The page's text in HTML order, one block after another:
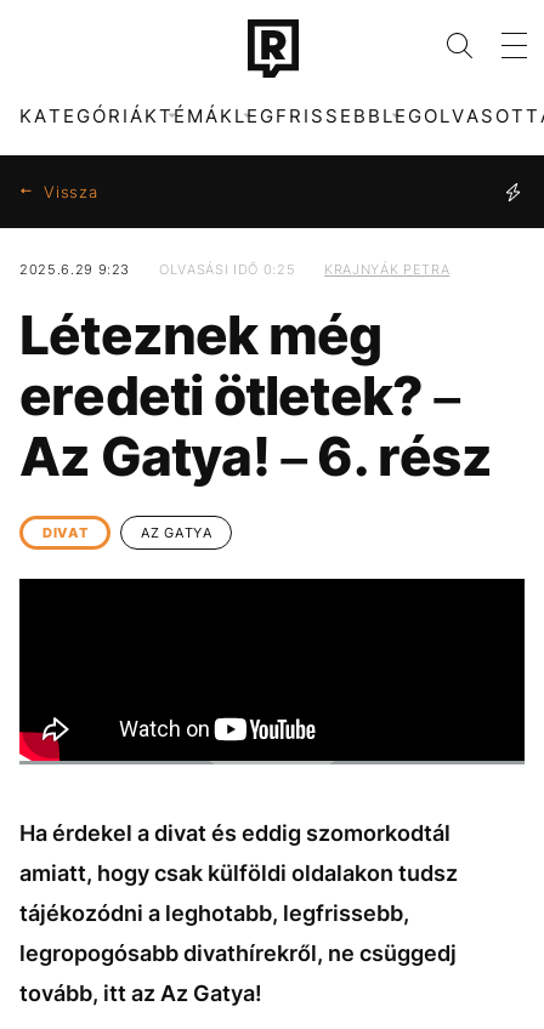
KATEGÓRIÁKTÉMÁKLEGFRISSEBB
ZENE DIVAT
KULTÚRA ENTR
FILM + SOROZAT TECH-TUDOMÁNY
KÖZÉLET
GASZTRO
DUNA TIKTOK
MTVA META
HŐSÉG CELEB
Vissza
2025.6.29 9:23 OLVASÁSI IDŐ 0:25 KRAJNYÁK PETRA
Léteznek még
eredeti ötletek? –
Az Gatya! – 6. rész
DIVAT AZ GATYA
Ha érdekel a divat és eddig szomorkodtál
amiatt, hogy csak külföldi oldalakon tudsz
tájékozódni a leghotabb, legfrissebb,
legropogósabb divathírekről, ne csüggedj
tovább, itt az Az Gatya!